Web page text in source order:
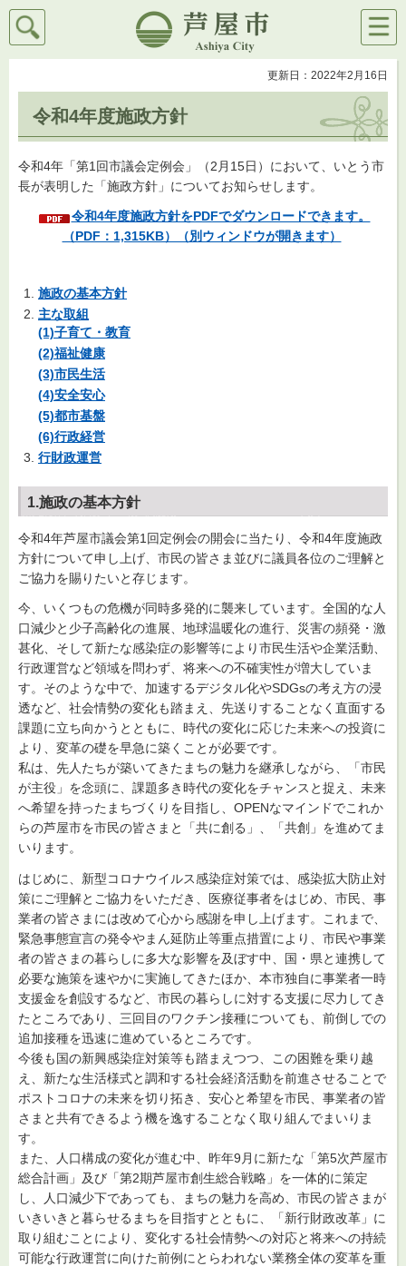
芦屋市
検索
メニ
ュー
更新日：2022年2月16日
令和4年度施政方針
令和4年「第1回市議会定例会」（2月15日）において、いとう市
長が表明した「施政方針」についてお知らせします。
令和4年度施政方針をPDFでダウンロードできます。
（PDF：1,315KB）（別ウィンドウが開きます）
施政の基本方針
主な取組
(1)子育て・教育
(2)福祉健康
(3)市民生活
(4)安全安心
(5)都市基盤
(6)行政経営
行財政運営
1.施政の基本方針
令和4年芦屋市議会第1回定例会の開会に当たり、令和4年度施政
方針について申し上げ、市民の皆さま並びに議員各位のご理解と
ご協力を賜りたいと存じます。
今、いくつもの危機が同時多発的に襲来しています。全国的な人
口減少と少子高齢化の進展、地球温暖化の進行、災害の頻発・激
甚化、そして新たな感染症の影響等により市民生活や企業活動、
行政運営など領域を問わず、将来への不確実性が増大していま
す。そのような中で、加速するデジタル化やSDGsの考え方の浸
透など、社会情勢の変化も踏まえ、先送りすることなく直面する
課題に立ち向かうとともに、時代の変化に応じた未来への投資に
より、変革の礎を早急に築くことが必要です。
私は、先人たちが築いてきたまちの魅力を継承しながら、「市民
が主役」を念頭に、課題多き時代の変化をチャンスと捉え、未来
へ希望を持ったまちづくりを目指し、OPENなマインドでこれか
らの芦屋市を市民の皆さまと「共に創る」、「共創」を進めてま
いります。
はじめに、新型コロナウイルス感染症対策では、感染拡大防止対
策にご理解とご協力をいただき、医療従事者をはじめ、市民、事
業者の皆さまには改めて心から感謝を申し上げます。これまで、
緊急事態宣言の発令やまん延防止等重点措置により、市民や事業
者の皆さまの暮らしに多大な影響を及ぼす中、国・県と連携して
必要な施策を速やかに実施してきたほか、本市独自に事業者一時
支援金を創設するなど、市民の暮らしに対する支援に尽力してき
たところであり、三回目のワクチン接種についても、前倒しでの
追加接種を迅速に進めているところです。
今後も国の新興感染症対策等も踏まえつつ、この困難を乗り越
え、新たな生活様式と調和する社会経済活動を前進させることで
ポストコロナの未来を切り拓き、安心と希望を市民、事業者の皆
さまと共有できるよう機を逸することなく取り組んでまいりま
す。
また、人口構成の変化が進む中、昨年9月に新たな「第5次芦屋市
総合計画」及び「第2期芦屋市創生総合戦略」を一体的に策定
し、人口減少下であっても、まちの魅力を高め、市民の皆さまが
いきいきと暮らせるまちを目指すとともに、「新行財政改革」に
取り組むことにより、変化する社会情勢への対応と将来への持続
可能な行政運営に向けた前例にとらわれない業務全体の変革を重